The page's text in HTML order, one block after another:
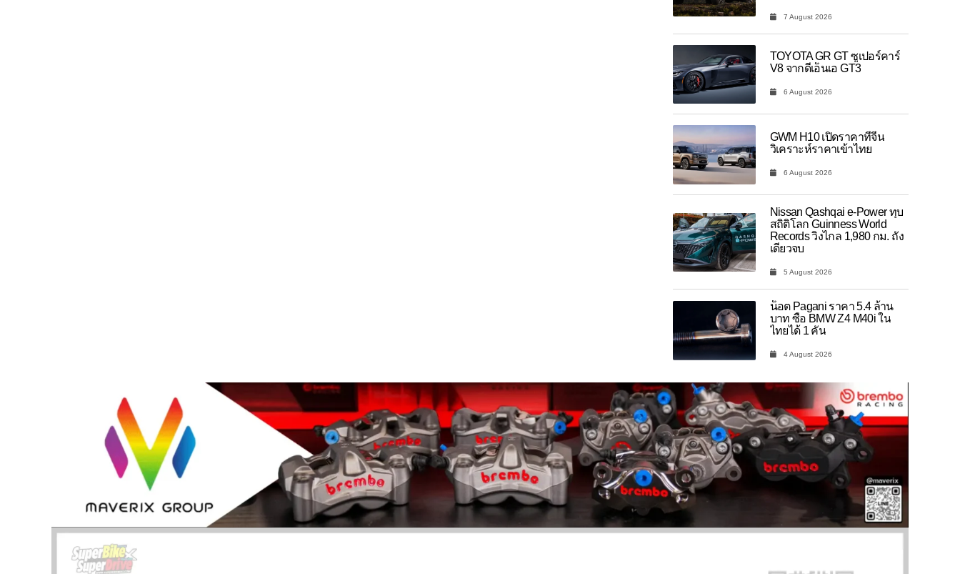
7 August 2026
TOYOTA GR GT ซูเปอร์คาร์
V8 จากดีเอ็นเอ GT3
6 August 2026
GWM H10 เปิดราคาที่จีน
วิเคราะห์ราคาเข้าไทย
6 August 2026
Nissan Qashqai e-Power ทุบ
สถิติโลก Guinness World
Records วิ่งไกล 1,980 กม. ถัง
เดียวจบ
5 August 2026
น็อต Pagani ราคา 5.4 ล้าน
บาท ซื้อ BMW Z4 M40i ใน
ไทยได้ 1 คัน
4 August 2026